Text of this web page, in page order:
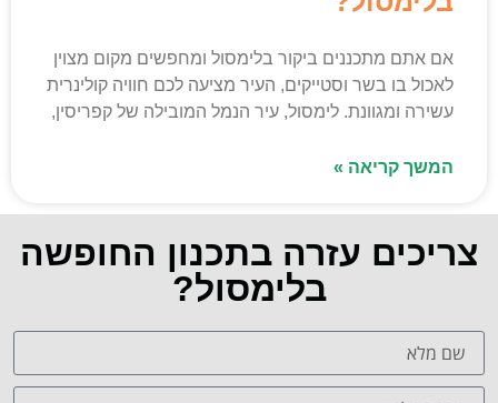
אם אתם מתכננים ביקור בלימסול ומחפשים מקום מצוין
לאכול בו בשר וסטייקים, העיר מציעה לכם חוויה קולינרית
עשירה ומגוונת. לימסול, עיר הנמל המובילה של קפריסין,
המשך קריאה »
צריכים עזרה בתכנון החופשה
בלימסול?